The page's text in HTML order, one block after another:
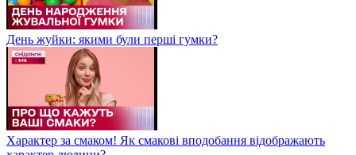
День жуйки: якими були перші гумки?
Характер за смаком! Як смакові вподобання відображають